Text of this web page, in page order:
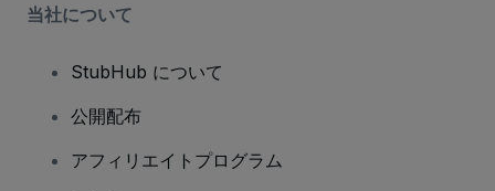
当社について
StubHub について
公開配布
アフィリエイトプログラム